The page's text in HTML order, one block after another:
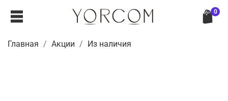
0
Главная Акции Из наличия